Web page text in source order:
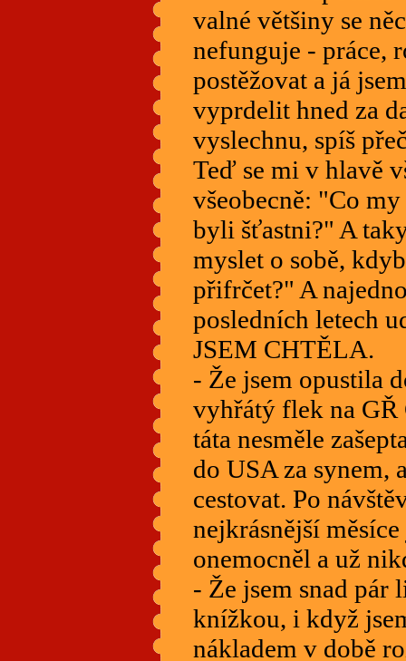
valné většiny se
nefunguje - práce,
postěžovat a já
vyprdelit hned za
vyslechnu, spíš
Teď se mi v hlavě
všeobecně: "Co
byli šťastni?" A
myslet o sobě,
přifrčet?" A
posledních letech
JSEM CHTĚLA.
- Že jsem opustila
vyhřátý flek na GŘ
táta nesměle
do USA za synem,
cestovat. Po
nejkrásnější
onemocněl a už
- Že jsem snad pár
knížkou, i když
nákladem v době